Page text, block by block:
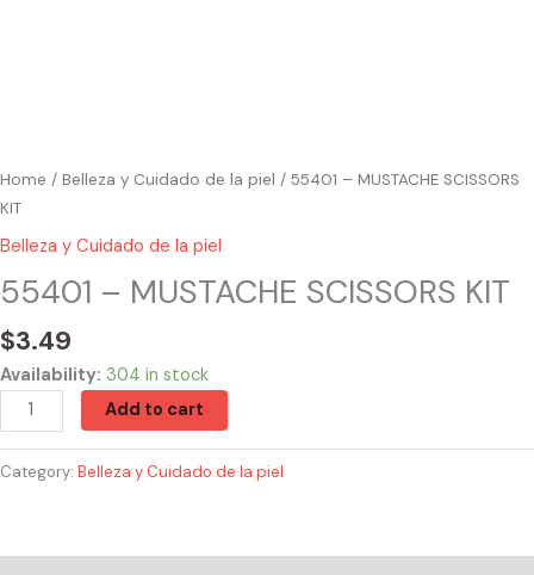
Home / Belleza y Cuidado de la piel / 55401 – MUSTACHE SCISSORS
KIT
Belleza y Cuidado de la piel
55401 – MUSTACHE SCISSORS KIT
$3.49
Availability: 304 in stock
Add to cart
Category: Belleza y Cuidado de la piel